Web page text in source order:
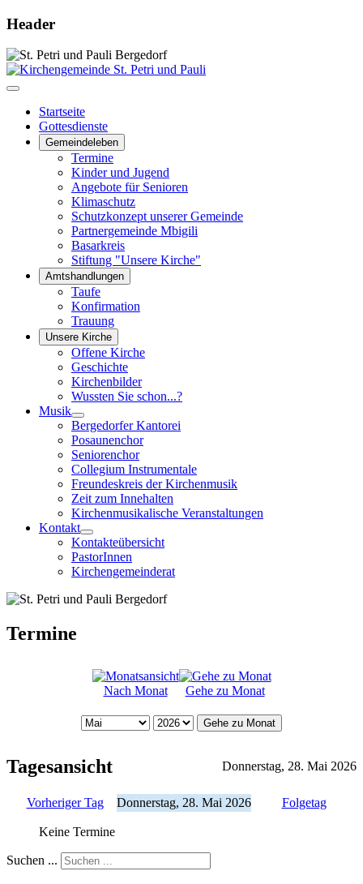
Header
Startseite
Gottesdienste
Gemeindeleben
Termine
Kinder und Jugend
Angebote für Senioren
Klimaschutz
Schutzkonzept unserer Gemeinde
Partnergemeinde Mbigili
Basarkreis
Stiftung "Unsere Kirche"
Amtshandlungen
Taufe
Konfirmation
Trauung
Unsere Kirche
Offene Kirche
Geschichte
Kirchenbilder
Wussten Sie schon...?
Musik
Bergedorfer Kantorei
Posaunenchor
Seniorenchor
Collegium Instrumentale
Freundeskreis der Kirchenmusik
Zeit zum Innehalten
Kirchenmusikalische Veranstaltungen
Kontakt
Kontakteübersicht
PastorInnen
Kirchengemeinderat
Termine
Nach Monat Gehe zu Monat
Gehe zu Monat
Tagesansicht Donnerstag, 28. Mai 2026
Vorheriger Tag Donnerstag, 28. Mai 2026 Folgetag
Keine Termine
Suchen ...